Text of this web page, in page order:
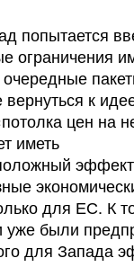
попытается
ограничения
к
цен на
иметь
для ЕС. К
уже были
для Запада